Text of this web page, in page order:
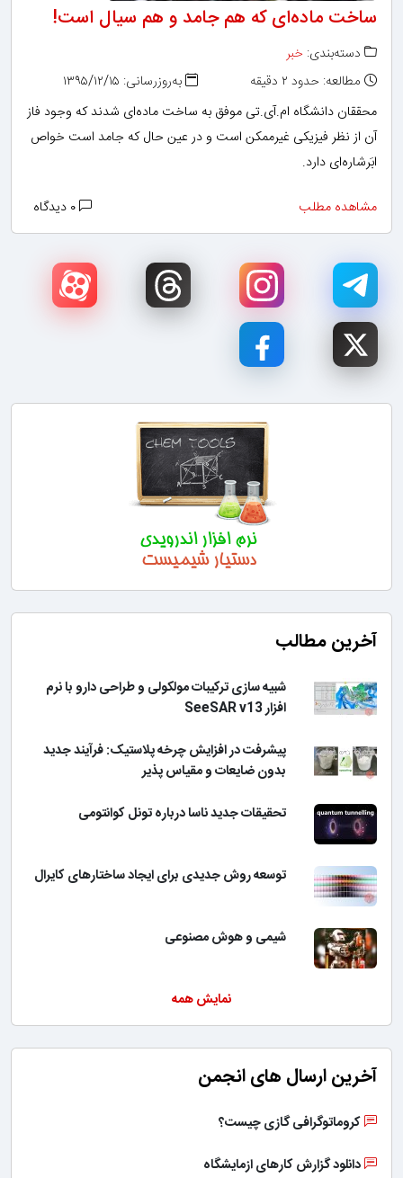
ساخت ماده‌ای که هم جامد و هم سیال است!
دسته‌بندی: خبر
مطالعه: حدود ۲ دقیقه
به‌روزرسانی: ۱۳۹۵/۱۲/۱۵
محققان دانشگاه ام.آی.تی موفق به ساخت ماده‌ای شدند که وجود فاز
آن از نظر فیزیکی غیرممکن است و در عین حال که جامد است خواص
ابَرشاره‌ای دارد.
مشاهده مطلب
آخرین مطالب
شبیه سازی ترکیبات مولکولی و طراحی دارو با نرم
افزار SeeSAR v13
پیشرفت در افزایش چرخه پلاستیک: فرآیند جدید
بدون ضایعات و مقیاس پذیر
تحقیقات جدید ناسا درباره تونل کوانتومی
توسعه روش جدیدی برای ایجاد ساختارهای کایرال
شیمی و هوش مصنوعی
نمایش همه
آخرین ارسال های انجمن
کروماتوگرافی گازی چیست؟
دانلود گزارش کارهای ازمایشگاه